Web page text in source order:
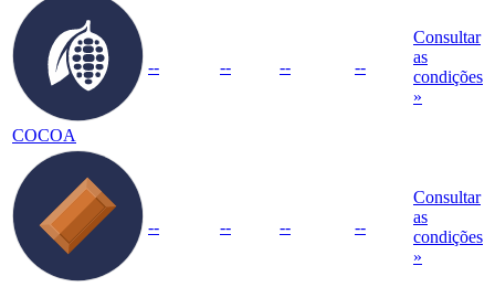
COCOA
-- -- -- --
Consultar
as
condições
»
-- -- -- --
Consultar
as
condições
»